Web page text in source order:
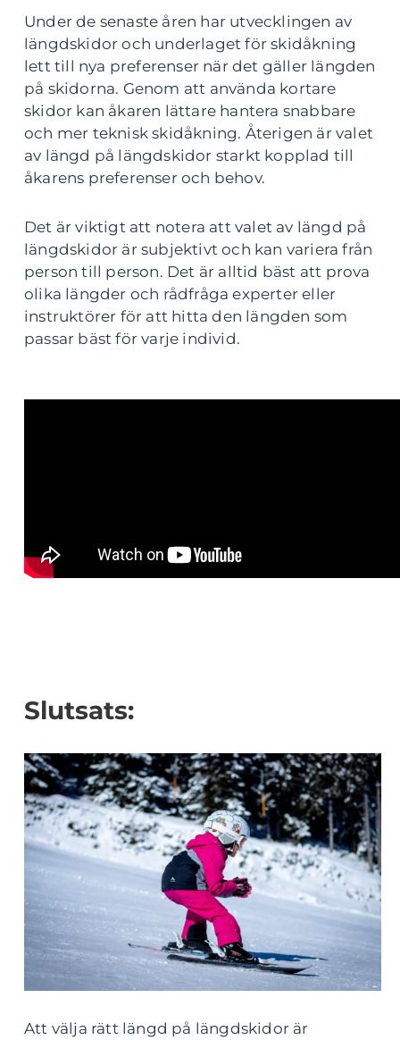
Under de senaste åren har utvecklingen av
längdskidor och underlaget för skidåkning
lett till nya preferenser när det gäller längden
på skidorna. Genom att använda kortare
skidor kan åkaren lättare hantera snabbare
och mer teknisk skidåkning. Återigen är valet
av längd på längdskidor starkt kopplad till
åkarens preferenser och behov.
Det är viktigt att notera att valet av längd på
längdskidor är subjektivt och kan variera från
person till person. Det är alltid bäst att prova
olika längder och rådfråga experter eller
instruktörer för att hitta den längden som
passar bäst för varje individ.
Slutsats:
Att välja rätt längd på längdskidor är